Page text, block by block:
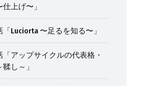
上げ〜」
「Luciorta 〜足るを知る〜」
「アップサイクルの代表格・
し～」